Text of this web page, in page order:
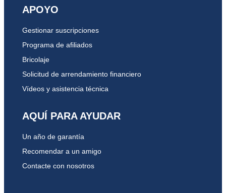
APOYO
Gestionar suscripciones
Programa de afiliados
Bricolaje
Solicitud de arrendamiento financiero
Vídeos y asistencia técnica
AQUÍ PARA AYUDAR
Un año de garantía
Recomendar a un amigo
Contacte con nosotros